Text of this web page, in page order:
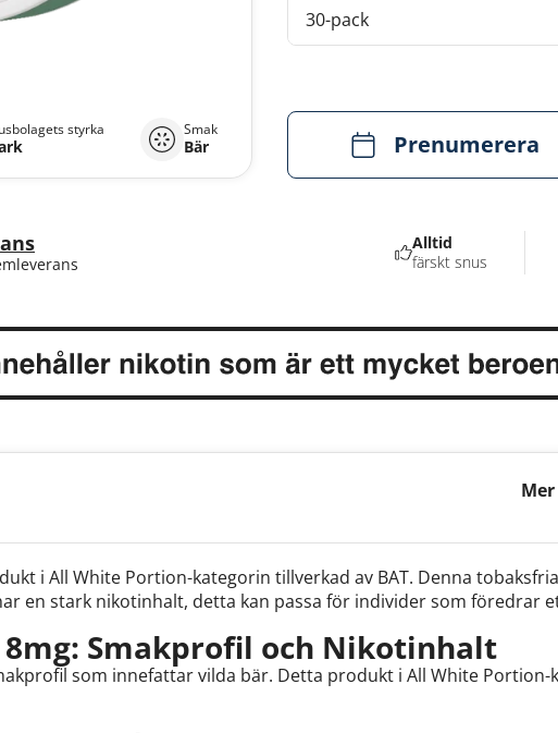
styrka Smak
Bär
30-pack
Prenumerera
i All White Portion-kategorin tillverkad av BAT. Denna
en stark nikotinhalt, detta kan passa för individer som föredrar
8mg: Smakprofil och Nikotinhalt
som innefattar vilda bär. Detta produkt i All White
Alltid
färskt snus